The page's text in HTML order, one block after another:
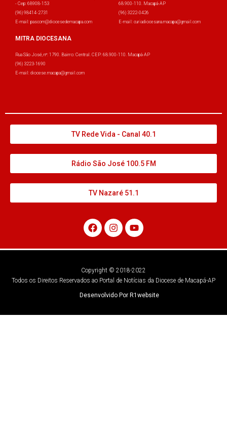
- Cep: 68908-153
(96) 98414-2731
E-mail: pascom@diocesedemacapa.com
68.900-110. Macapá-AP
(96) 3222-0426
E-mail: curiadiocesana.macapa@gmail.com
MITRA DIOCESANA
Rua São José, nº: 1790. Bairro: Central. CEP: 68.900-110. Macapá-AP
(96) 3223-1690
E-mail: diocese.macapa@gmail.com
TV Rede Vida - Canal 40.1
Rádio São José 100.5 FM
TV Nazaré 51.1
Copyright © 2018-2022
Todos os Direitos Reservados ao Portal de Notícias da Diocese de Macapá-AP
Desenvolvido Por R1website